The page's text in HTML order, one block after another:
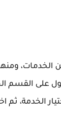
الخدمات،
على القسم
الخدمة، ثم